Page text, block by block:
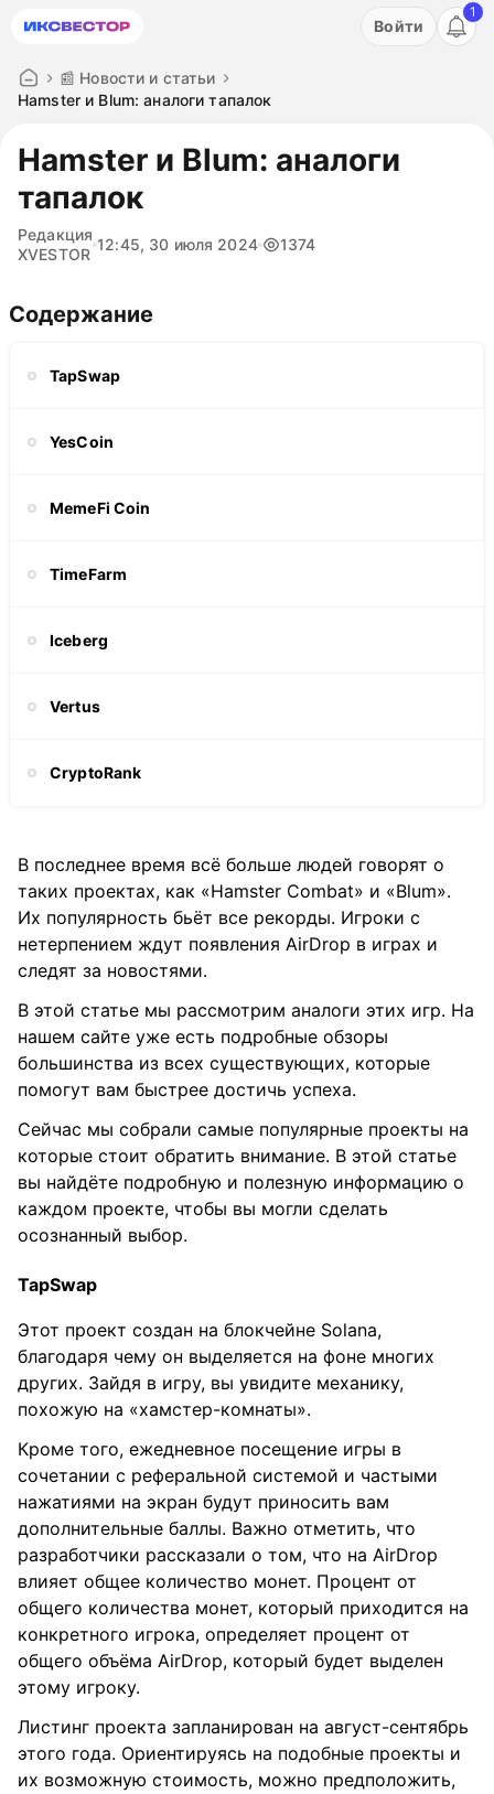
Акция: бесплатный пробный период на 3 дня!
Войти
1
📰 Новости и статьи
Hamster и Blum: аналоги тапалок
Hamster и Blum: аналоги
тапалок
Редакция
XVESTOR
12:45, 30 июля 2024 1374
Содержание
TapSwap
YesCoin
MemeFi Coin
TimeFarm
Iceberg
Vertus
CryptoRank
В последнее время всё больше людей говорят о
таких проектах, как «Hamster Combat» и «Blum».
Их популярность бьёт все рекорды. Игроки с
нетерпением ждут появления AirDrop в играх и
следят за новостями.
В этой статье мы рассмотрим аналоги этих игр. На
нашем сайте уже есть подробные обзоры
большинства из всех существующих, которые
помогут вам быстрее достичь успеха.
Сейчас мы собрали самые популярные проекты на
которые стоит обратить внимание. В этой статье
вы найдёте подробную и полезную информацию о
каждом проекте, чтобы вы могли сделать
осознанный выбор.
TapSwap
Этот проект создан на блокчейне Solana,
благодаря чему он выделяется на фоне многих
других. Зайдя в игру, вы увидите механику,
похожую на «хамстер-комнаты».
Кроме того, ежедневное посещение игры в
сочетании с реферальной системой и частыми
нажатиями на экран будут приносить вам
дополнительные баллы. Важно отметить, что
разработчики рассказали о том, что на AirDrop
влияет общее количество монет. Процент от
общего количества монет, который приходится на
конкретного игрока, определяет процент от
общего объёма AirDrop, который будет выделен
этому игроку.
Листинг проекта запланирован на август-сентябрь
этого года. Ориентируясь на подобные проекты и
их возможную стоимость, можно предположить,